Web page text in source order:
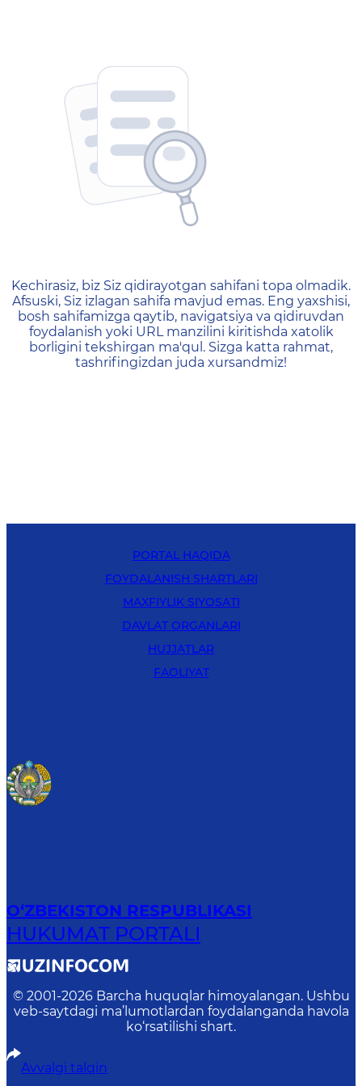
404 — Страница не
Kechirasiz, biz Siz qidirayotgan sahifani topa olmadik.
Afsuski, Siz izlagan sahifa mavjud emas. Eng yaxshisi,
bosh sahifamizga qaytib, navigatsiya va qidiruvdan
foydalanish yoki URL manzilini kiritishda xatolik
borligini tekshirgan ma'qul. Sizga katta rahmat,
tashrifingizdan juda xursandmiz!
PORTAL HAQIDA
FOYDALANISH SHARTLARI
MAXFIYLIK SIYOSATI
DAVLAT ORGANLARI
HUJJATLAR
FAOLIYAT
O‘ZBEKISTON RESPUBLIKASI
HUKUMAT PORTALI
© 2001-2026 Barcha huquqlar himoyalangan. Ushbu
veb-saytdagi ma’lumotlardan foydalanganda havola
ko‘rsatilishi shart.
Avvalgi talqin